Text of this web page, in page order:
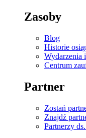
Zasoby
Blog
Historie
Wydarzenia
Centrum
Partner
Zostań
Znajdź
Partnerzy